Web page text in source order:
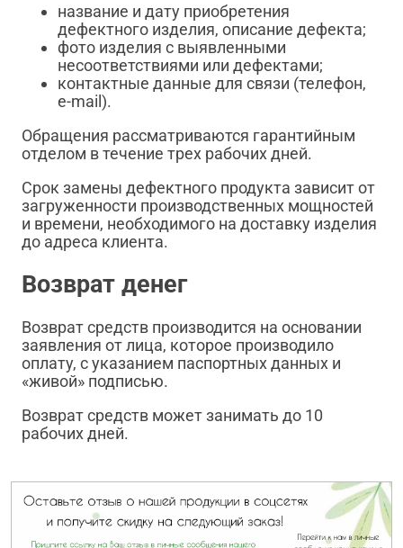
название и дату приобретения
дефектного изделия, описание дефекта;
фото изделия с выявленными
несоответствиями или дефектами;
контактные данные для связи (телефон,
e-mail).
Обращения рассматриваются гарантийным
отделом в течение трех рабочих дней.
Срок замены дефектного продукта зависит от
загруженности производственных мощностей
и времени, необходимого на доставку изделия
до адреса клиента.
Возврат денег
Возврат средств производится на основании
заявления от лица, которое производило
оплату, с указанием паспортных данных и
«живой» подписью.
Возврат средств может занимать до 10
рабочих дней.